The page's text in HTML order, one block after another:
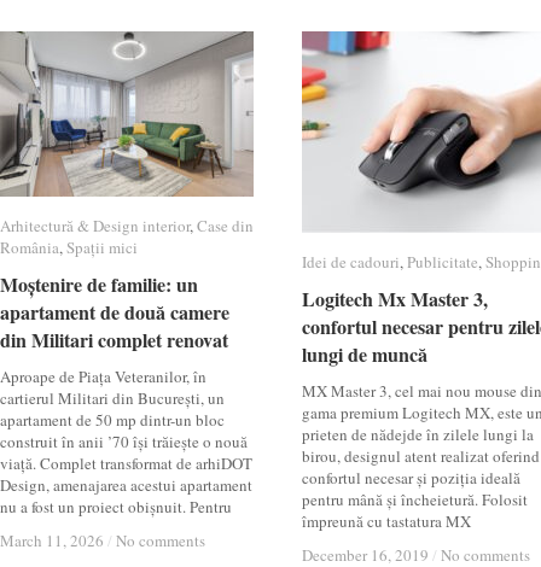
Arhitectură & Design interior,Case din
România,Spații mici
Moștenire de familie: un
apartament de două camere
din Militari complet renovat
Aproape de Piața Veteranilor, în
cartierul Militari din București, un
apartament de 50 mp dintr-un bloc
construit în anii ’70 își trăiește o nouă
viață. Complet transformat de arhiDOT
Design, amenajarea acestui apartament
nu a fost un proiect obișnuit. Pentru
March 11, 2026 / No comments
Arhitectură & Design interior Case din
România Spații mici
Moștenire de familie: un
apartament de două camere
din Militari complet renovat
March 11, 2026 / No comments
Idei de cadouri,Publicitate,
Logitech Mx Master 3,
confortul necesar pentru
lungi de muncă
MX Master 3, cel mai nou mouse din
gama premium Logitech MX, este
prieten de nădejde în zilele lungi la
birou, designul atent realizat oferind
confortul necesar și poziția ideală
pentru mână și încheietură. Folosit
împreună cu tastatura MX
December 16, 2019 / No comments
Idei de cadouri Publicitate
Logitech Mx Master 3,
confortul necesar pentru
lungi de muncă
December 16, 2019 / No comments